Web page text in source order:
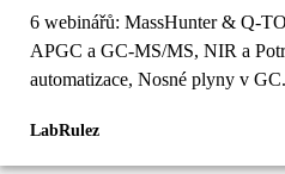
6 webinářů: MassHunter & Q-
APGC a GC-MS/MS, NIR a
automatizace, Nosné plyny v GC.
LabRulez